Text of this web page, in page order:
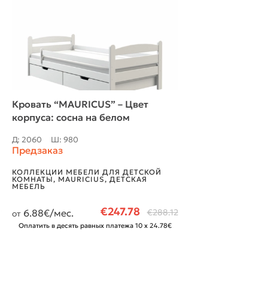
Кровать “MAURICUS” – Цвет
корпуса: сосна на белом
Д: 2060 Ш: 980
Предзаказ
КОЛЛЕКЦИИ МЕБЕЛИ ДЛЯ ДЕТСКОЙ
КОМНАТЫ, MAURICIUS, ДЕТСКАЯ
МЕБЕЛЬ
€247.78 €288.12
от 6.88€/мес.
Оплатить в десять равных платежа 10 x 24.78€